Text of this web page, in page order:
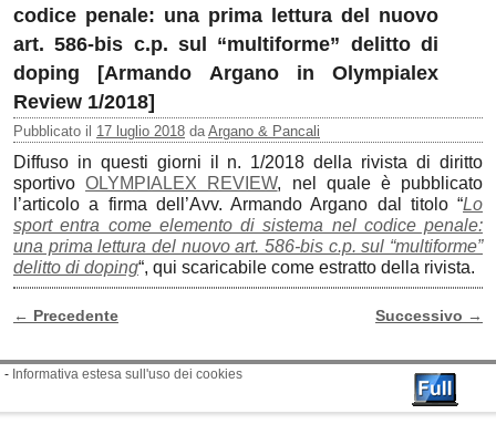
codice penale: una prima lettura del nuovo
art. 586-bis c.p. sul “multiforme” delitto di
doping [Armando Argano in Olympialex
Review 1/2018]
Pubblicato il 17 luglio 2018 daArgano & Pancali
Diffuso in questi giorni il n. 1/2018 della rivista di diritto
sportivoOLYMPIALEX REVIEW, nel quale è pubblicato
l’articolo a firma dell’Avv. Armando Argano dal titolo “Lo
sport entra come elemento di sistema nel codice penale:
una prima lettura del nuovo art. 586-bis c.p. sul “multiforme”
delitto di doping“, qui scaricabile come estratto della rivista.
Navigazione Articoli
← Precedente Successivo →
- Informativa estesa sull'uso dei cookies